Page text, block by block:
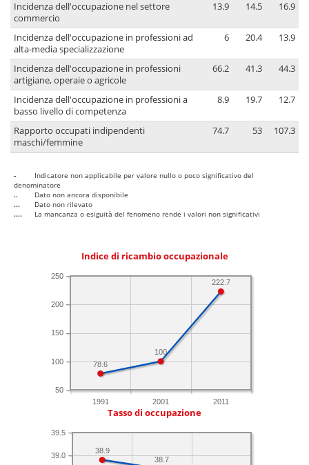
Incidenza dell'occupazione nel settore
commercio
13.9 14.5 16.9
Incidenza dell'occupazione in professioni ad
alta-media specializzazione
6 20.4 13.9
Incidenza dell'occupazione in professioni
artigiane, operaie o agricole
66.2 41.3 44.3
Incidenza dell'occupazione in professioni a
basso livello di competenza
8.9 19.7 12.7
Rapporto occupati indipendenti
maschi/femmine
74.7 53 107.3
-
Indicatore non applicabile per valore nullo o poco significativo del
denominatore
..
Dato non ancora disponibile
...
Dato non rilevato
....
La mancanza o esiguità del fenomeno rende i valori non significativi
Indice di ricambio occupazionale
1991 2001 2011
50
100
150
200
250
222.7
100
78.6
Tasso di occupazione
39.0
39.5
38.7
38.9